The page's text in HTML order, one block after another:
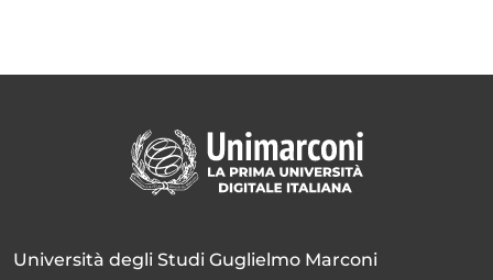
Università degli Studi Guglielmo Marconi